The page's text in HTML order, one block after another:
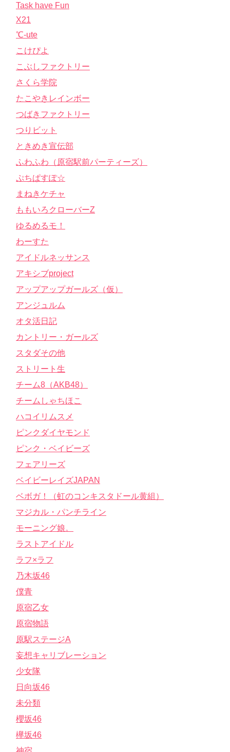
Task have Fun
X21
℃-ute
こけぴよ
こぶしファクトリー
さくら学院
たこやきレインボー
つばきファクトリー
つりビット
ときめき宣伝部
ふわふわ（原宿駅前パーティーズ）
ぷちぱすぽ☆
まねきケチャ
ももいろクローバーZ
ゆるめるモ！
わーすた
アイドルネッサンス
アキシブproject
アップアップガールズ（仮）
アンジュルム
オタ活日記
カントリー・ガールズ
スタダその他
ストリート生
チーム8（AKB48）
チームしゃちほこ
ハコイリムスメ
ピンクダイヤモンド
ピンク・ベイビーズ
フェアリーズ
ベイビーレイズJAPAN
ベボガ！（虹のコンキスタドール黄組）
マジカル・パンチライン
モーニング娘。
ラストアイドル
ラフ×ラフ
乃木坂46
僕青
原宿乙女
原宿物語
原駅ステージA
妄想キャリブレーション
少女隊
日向坂46
未分類
櫻坂46
欅坂46